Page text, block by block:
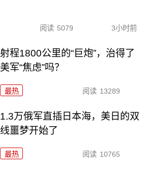
阅读 5079 3小时前
射程1800公里的“巨炮”，治得了
美军“焦虑”吗？
最热 阅读 13289
1.3万俄军直插日本海，美日的双
线噩梦开始了
最热 阅读 10765